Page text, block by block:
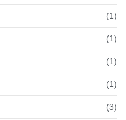
(1)
(1)
(1)
(1)
(3)